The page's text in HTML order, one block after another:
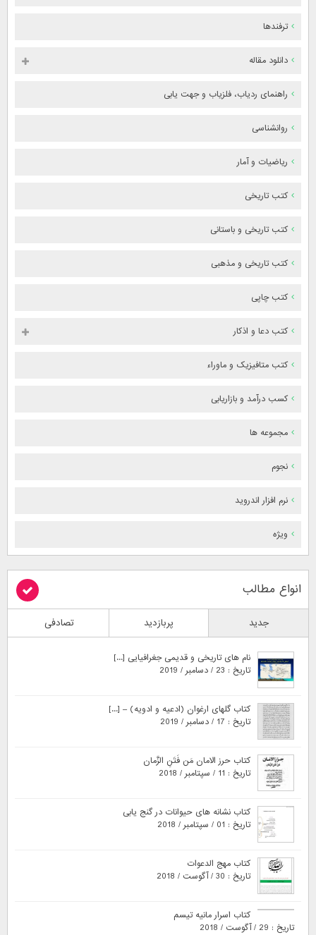
ترفندها
دانلود مقاله
راهنمای ردیاب، فلزیاب و جهت یابی
روانشناسی
ریاضیات و آمار
کتب تاریخی
کتب تاریخی و باستانی
کتب تاریخی و مذهبی
کتب چاپی
کتب دعا و اذکار
کتب متافیزیک و ماوراء
کسب درآمد و بازاریابی
مجموعه ها
نجوم
نرم افزار اندروید
ویژه
انواع مطالب
جدید پربازدید تصادفی
نام های تاریخی و قدیمی جغرافیایی [...]
تاریخ : 23 / دسامبر / 2019
کتاب گلهای ارغوان (ادعیه و ادویه) – [...]
تاریخ : 17 / دسامبر / 2019
کتاب حرز الامان مَن فَتَنِ الزَّمان
تاریخ : 11 / سپتامبر / 2018
کتاب نشانه های حیوانات در گنج یابی
تاریخ : 01 / سپتامبر / 2018
کتاب مهج الدعوات
تاریخ : 30 / آگوست / 2018
کتاب اسرار مانیه تیسم
تاریخ : 29 / آگوست / 2018